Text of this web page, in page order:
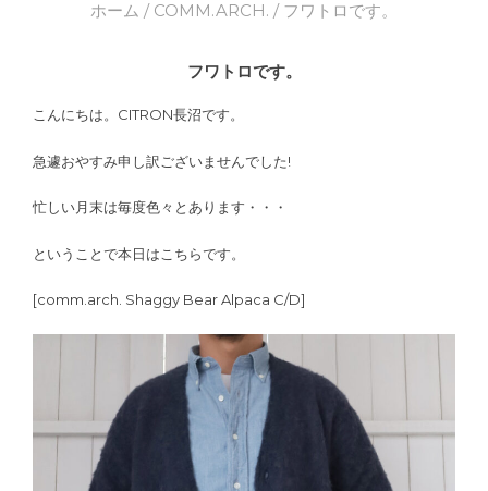
ホーム / COMM.ARCH. / フワトロです。
フワトロです。
こんにちは。CITRON長沼です。
急遽おやすみ申し訳ございませんでした!
忙しい月末は毎度色々とあります・・・
ということで本日はこちらです。
[comm.arch. Shaggy Bear Alpaca C/D]